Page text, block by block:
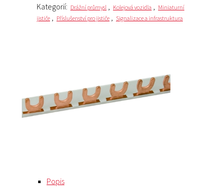
Kategorií: Drážní průmysl , Kolejová vozidla , Miniaturní
jističe , Příslušenství pro jističe , Signalizace a infrastruktura
Popis